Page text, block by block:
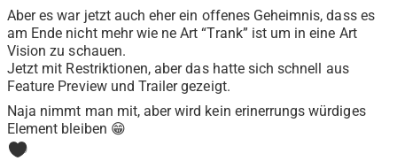
Aber es war jetzt auch eher ein offenes Geheimnis, dass es
am Ende nicht mehr wie ne Art “Trank” ist um in eine Art
Vision zu schauen.
Jetzt mit Restriktionen, aber das hatte sich schnell aus
Feature Preview und Trailer gezeigt.
Naja nimmt man mit, aber wird kein erinerrungs würdiges
Element bleiben 😁
0